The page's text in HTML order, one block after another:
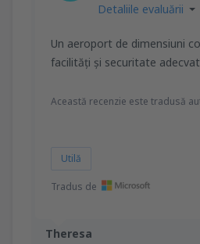
Theresa
Detaliile evaluării
Un aeroport de dimensiuni
facilități și securitate
Această recenzie este tradusă
Utilă
Tradus de